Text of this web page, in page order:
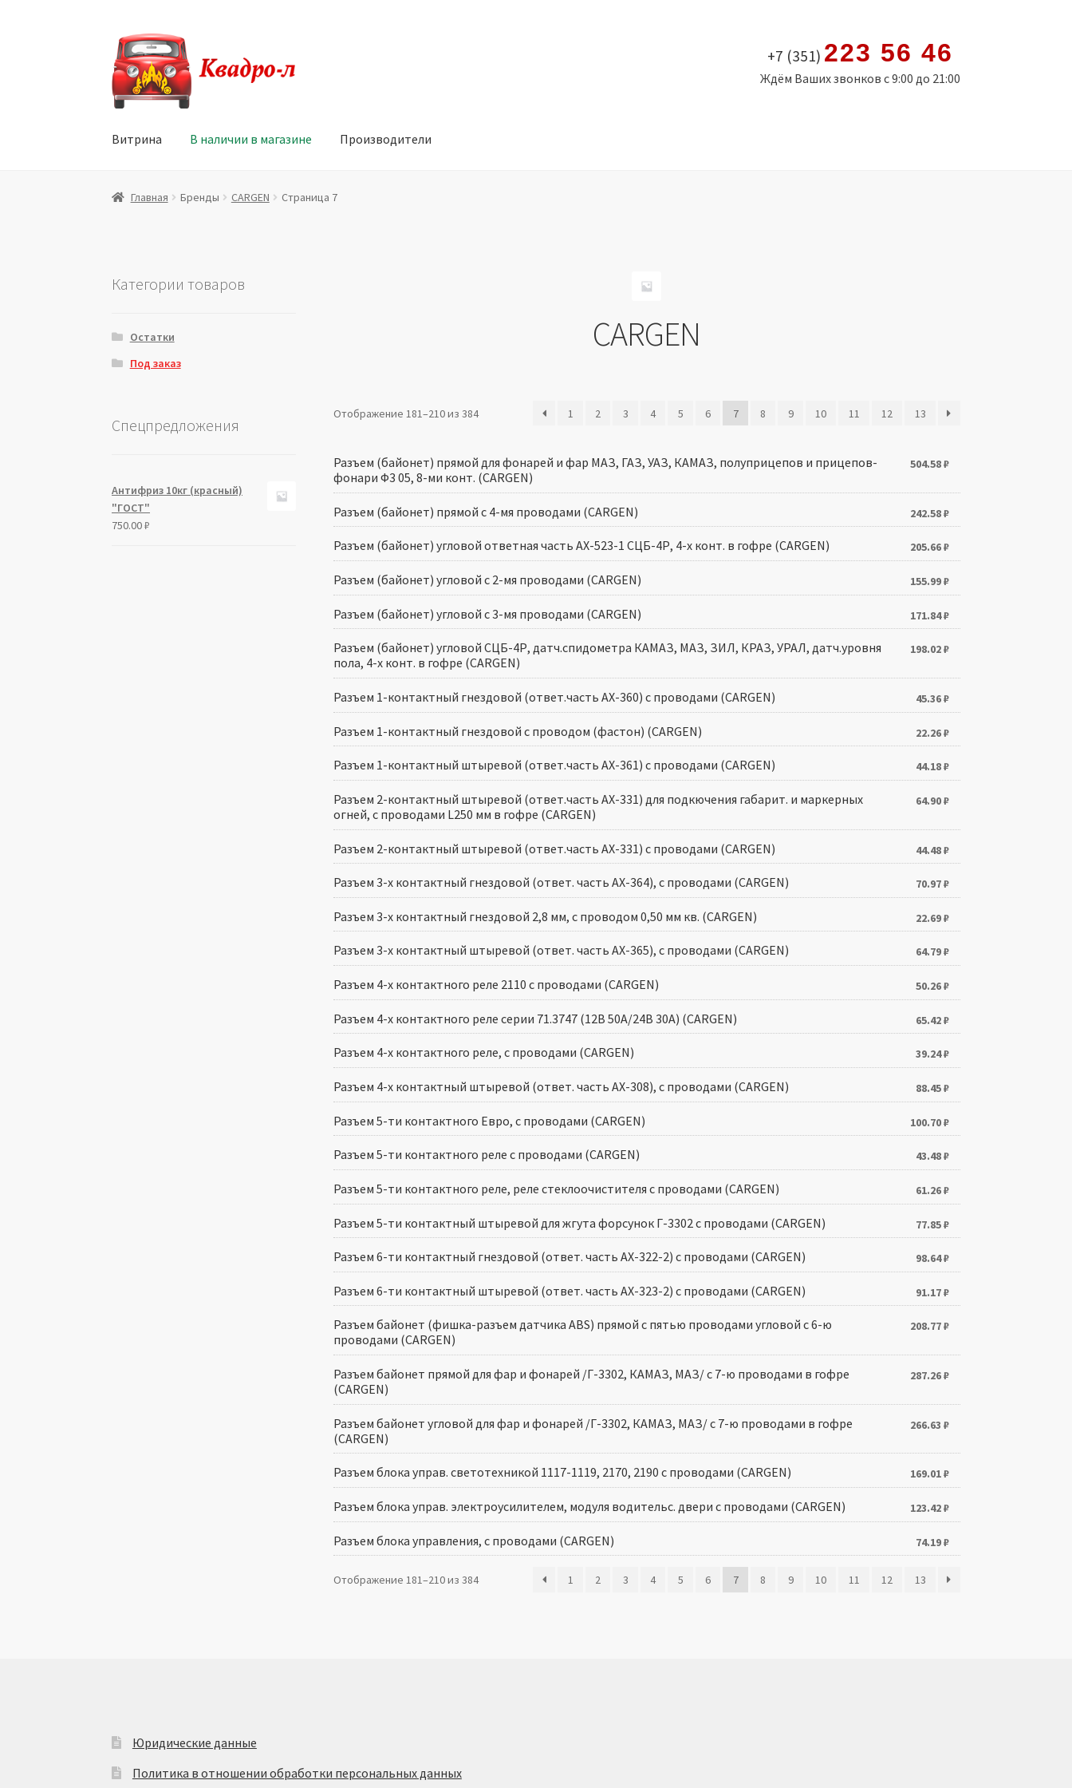
Перейти
к
навигации
Перейти
к
содержимому
+7 (351) 223 56 46
Ждём Ваших звонков с 9:00 до 21:00
Витрина В наличии в магазине Производители
Главная Витрина Мой аккаунт Политика в отношении обработки персональных данных
Главная Бренды CARGEN Страница 7
CARGEN
Отображение 181–210 из 384 1 2 3 4 5 6 7 8 9 10 11 12 13
Разъем (байонет) прямой для фонарей и фар МАЗ, ГАЗ, УАЗ, КАМАЗ, полуприцепов и прицепов-
фонари Ф3 05, 8-ми конт. (CARGEN)
504.58₽
Разъем (байонет) прямой с 4-мя проводами (CARGEN) 242.58₽
Разъем (байонет) угловой ответная часть AX-523-1 СЦБ-4Р, 4-х конт. в гофре (CARGEN) 205.66₽
Разъем (байонет) угловой с 2-мя проводами (CARGEN) 155.99₽
Разъем (байонет) угловой с 3-мя проводами (CARGEN) 171.84₽
Разъем (байонет) угловой СЦБ-4Р, датч.спидометра КАМАЗ, МАЗ, ЗИЛ, КРАЗ, УРАЛ, датч.уровня
пола, 4-х конт. в гофре (CARGEN)
198.02₽
Разъем 1-контактный гнездовой (ответ.часть AX-360) с проводами (CARGEN) 45.36₽
Разъем 1-контактный гнездовой с проводом (фастон) (CARGEN) 22.26₽
Разъем 1-контактный штыревой (ответ.часть AX-361) с проводами (CARGEN) 44.18₽
Разъем 2-контактный штыревой (ответ.часть AX-331) для подкючения габарит. и маркерных
огней, с проводами L250 мм в гофре (CARGEN)
64.90₽
Разъем 2-контактный штыревой (ответ.часть AX-331) с проводами (CARGEN) 44.48₽
Разъем 3-х контактный гнездовой (ответ. часть АХ-364), с проводами (CARGEN) 70.97₽
Разъем 3-х контактный гнездовой 2,8 мм, с проводом 0,50 мм кв. (CARGEN) 22.69₽
Разъем 3-х контактный штыревой (ответ. часть АХ-365), с проводами (CARGEN) 64.79₽
Разъем 4-х контактного реле 2110 с проводами (CARGEN) 50.26₽
Разъем 4-х контактного реле серии 71.3747 (12В 50А/24В 30А) (CARGEN) 65.42₽
Разъем 4-х контактного реле, с проводами (CARGEN) 39.24₽
Разъем 4-х контактный штыревой (ответ. часть АХ-308), с проводами (CARGEN) 88.45₽
Разъем 5-ти контактного Евро, с проводами (CARGEN) 100.70₽
Разъем 5-ти контактного реле с проводами (CARGEN) 43.48₽
Разъем 5-ти контактного реле, реле стеклоочистителя с проводами (CARGEN) 61.26₽
Разъем 5-ти контактный штыревой для жгута форсунок Г-3302 с проводами (CARGEN) 77.85₽
Разъем 6-ти контактный гнездовой (ответ. часть AX-322-2) с проводами (CARGEN) 98.64₽
Разъем 6-ти контактный штыревой (ответ. часть AX-323-2) с проводами (CARGEN) 91.17₽
Разъем байонет (фишка-разъем датчика ABS) прямой с пятью проводами угловой с 6-ю
проводами (CARGEN)
208.77₽
Разъем байонет прямой для фар и фонарей /Г-3302, КАМАЗ, МАЗ/ с 7-ю проводами в гофре
(CARGEN)
287.26₽
Разъем байонет угловой для фар и фонарей /Г-3302, КАМАЗ, МАЗ/ с 7-ю проводами в гофре
(CARGEN)
266.63 ₽
Разъем блока управ. светотехникой 1117-1119, 2170, 2190 с проводами (CARGEN) 169.01₽
Разъем блока управ. электроусилителем, модуля водительс. двери с проводами (CARGEN) 123.42₽
Разъем блока управления, с проводами (CARGEN) 74.19₽
Отображение 181–210 из 384 1 2 3 4 5 6 7 8 9 10 11 12 13
Категории товаров
Остатки
Под заказ
Спецпредложения
Антифриз 10кг (красный)
"ГОСТ"
750.00₽
Юридические данные
Политика в отношении обработки персональных данных